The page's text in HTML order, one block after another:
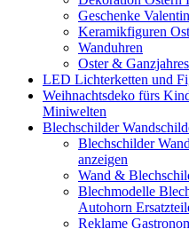
Geschenke
Keramikfiguren
Wanduhren
Oster &
LED Lichterketten und
Weihnachtsdeko fürs
Miniwelten
Blechschilder
Blechschilder
anzeigen
Wand &
Blechmodelle
Autohorn
Reklame